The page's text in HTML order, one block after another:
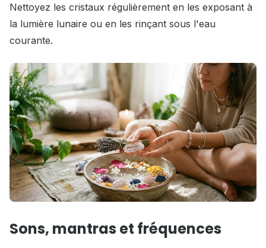
Nettoyez les cristaux régulièrement en les exposant à
la lumière lunaire ou en les rinçant sous l'eau
courante.
Sons, mantras et fréquences